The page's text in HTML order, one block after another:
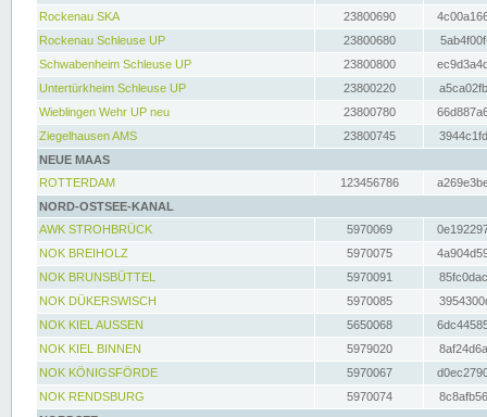
Rockenau SKA
23800690
Rockenau Schleuse UP
23800680
Schwabenheim Schleuse UP
23800800
Untertürkheim Schleuse UP
23800220
Wieblingen Wehr UP neu
23800780
Ziegelhausen AMS
23800745
NEUE MAAS
ROTTERDAM
123456786
NORD-OSTSEE-KANAL
AWK STROHBRÜCK
5970069
NOK BREIHOLZ
5970075
NOK BRUNSBÜTTEL
5970091
NOK DÜKERSWISCH
5970085
NOK KIEL AUSSEN
5650068
NOK KIEL BINNEN
5979020
NOK KÖNIGSFÖRDE
5970067
NOK RENDSBURG
5970074